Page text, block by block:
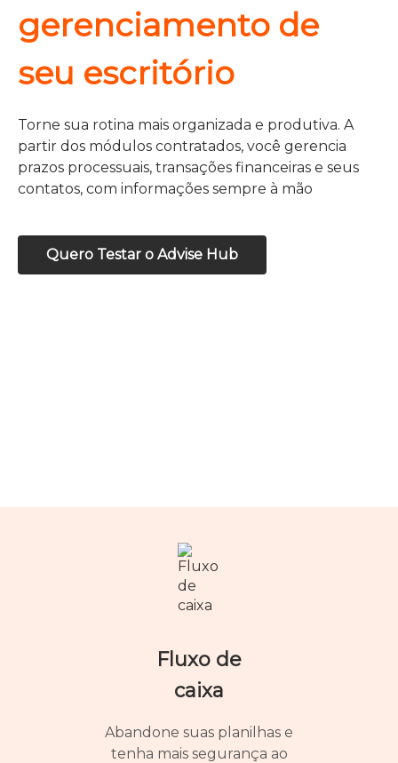
gerenciamento de
seu escritório
Torne sua rotina mais organizada e produtiva. A
partir dos módulos contratados, você gerencia
prazos processuais, transações financeiras e seus
contatos, com informações sempre à mão
Quero Testar o Advise Hub
Fluxo de
caixa
Abandone suas planilhas e
tenha mais segurança ao